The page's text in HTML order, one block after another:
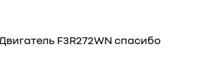
F3R272WN спасибо